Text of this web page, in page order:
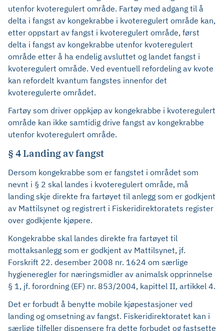
utenfor kvoteregulert område. Fartøy med adgang til å
delta i fangst av kongekrabbe i kvoteregulert område kan,
etter oppstart av fangst i kvoteregulert område, først
delta i fangst av kongekrabbe utenfor kvoteregulert
område etter å ha endelig avsluttet og landet fangst i
kvoteregulert område. Ved eventuell refordeling av kvote
kan refordelt kvantum fangstes innenfor det
kvoteregulerte området.
Fartøy som driver oppkjøp av kongekrabbe i kvoteregulert
område kan ikke samtidig drive fangst av kongekrabbe
utenfor kvoteregulert område.
§ 4 Landing av fangst
Dersom kongekrabbe som er fangstet i området som
nevnt i § 2 skal landes i kvoteregulert område, må
landing skje direkte fra fartøyet til anlegg som er godkjent
av Mattilsynet og registrert i Fiskeridirektoratets register
over godkjente kjøpere.
Kongekrabbe skal landes direkte fra fartøyet til
mottaksanlegg som er godkjent av Mattilsynet, jf.
Forskrift 22. desember 2008 nr. 1624 om særlige
hygieneregler for næringsmidler av animalsk opprinnelse
§ 1, jf. forordning (EF) nr. 853/2004, kapittel II, artikkel 4.
Det er forbudt å benytte mobile kjøpestasjoner ved
landing og omsetning av fangst. Fiskeridirektoratet kan i
særlige tilfeller dispensere fra dette forbudet og fastsette